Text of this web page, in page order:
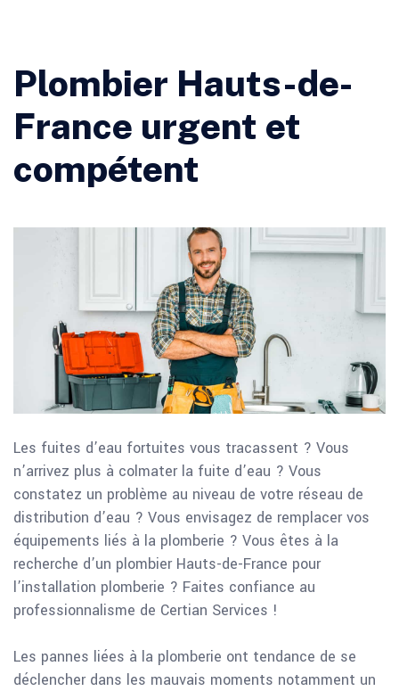
Plombier Hauts-de-
France urgent et
compétent
Les fuites d’eau fortuites vous tracassent ? Vous
n’arrivez plus à colmater la fuite d’eau ? Vous
constatez un problème au niveau de votre réseau de
distribution d’eau ? Vous envisagez de remplacer vos
équipements liés à la plomberie ? Vous êtes à la
recherche d’un plombier Hauts-de-France pour
l’installation plomberie ? Faites confiance au
professionnalisme de Certian Services !
Les pannes liées à la plomberie ont tendance de se
déclencher dans les mauvais moments notamment un